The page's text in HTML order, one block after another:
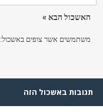
האשכול הבא »
משתמשים אשר צופים באשכול: 1 אורחים
תגובות באשכול הזה